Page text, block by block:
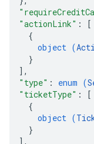
"actionLink" :
[
{
object (
}
] ,
"type" : enum (
"ticketType" :
[
{
object (
}
] ,